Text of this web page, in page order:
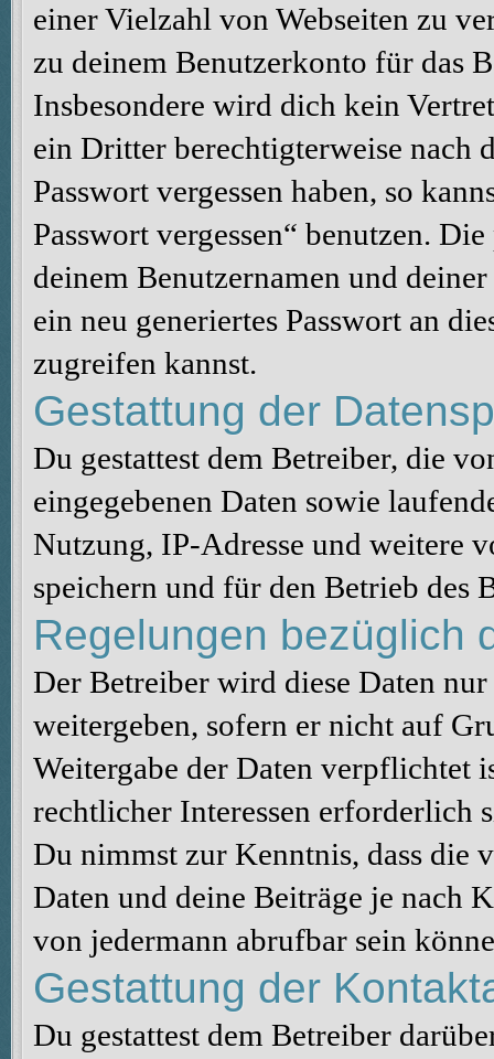
einer Vielzahl von Webseiten zu
zu deinem Benutzerkonto für das
Insbesondere wird dich kein
ein Dritter berechtigterweise nach
Passwort vergessen haben, so
Passwort vergessen“ benutzen.
deinem Benutzernamen und
ein neu generiertes Passwort an
zugreifen kannst.
Gestattung der
Du gestattest dem Betreiber, die
eingegebenen Daten sowie
Nutzung, IP-Adresse und weitere
speichern und für den Betrieb des
Regelungen bezüglich
Der Betreiber wird diese Daten
weitergeben, sofern er nicht auf
Weitergabe der Daten verpflichtet
rechtlicher Interessen erforderlich
Du nimmst zur Kenntnis, dass die
Daten und deine Beiträge je nach
von jedermann abrufbar sein
Gestattung der
Du gestattest dem Betreiber